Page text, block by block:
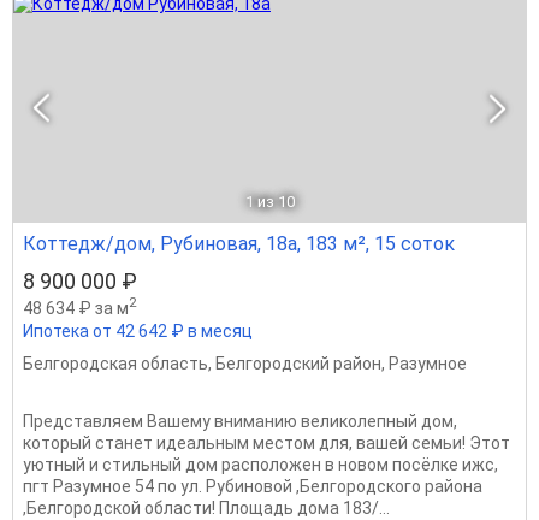
1 из 10
Коттедж/дом, Рубиновая, 18а, 183 м², 15 соток
8 900 000 ₽
48 634 ₽ за м2
Ипотека от 42 642 ₽ в месяц
Белгородская область, Белгородский район, Разумное
Представляем Вашему вниманию великолепный дом,
который станет идеальным местом для, вашей семьи! Этот
уютный и стильный дом расположен в новом посёлке ижс,
пгт Разумное 54 по ул. Рубиновой ,Белгородского района
,Белгородской области! Площадь дома 183/...